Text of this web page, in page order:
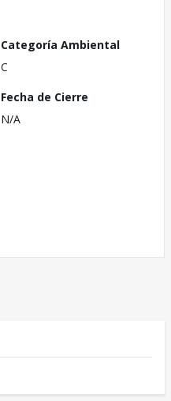
Categoría Ambiental
C
Fecha de Cierre
N/A